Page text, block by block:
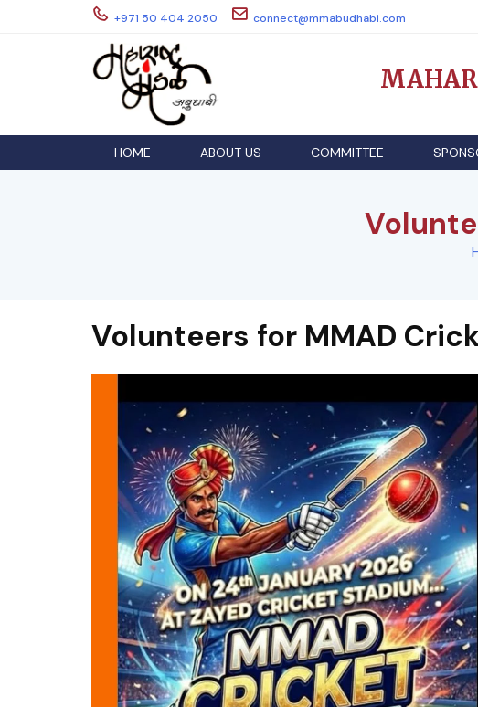
+971 50 404 2050 connect@mmabudhabi.com
HOME ABOUT US COMMITTEE
Volunteers for MMAD